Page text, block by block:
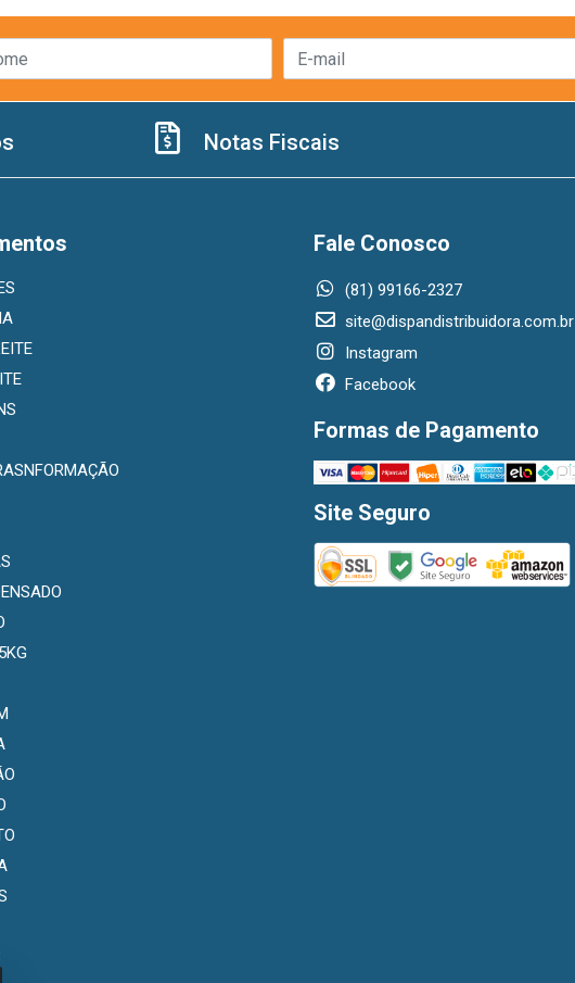
Notas Fiscais
Fale Conosco
(81) 99166-2327
site@dispandistribuidora.com.br
Instagram
Facebook
Formas de Pagamento
Site Seguro